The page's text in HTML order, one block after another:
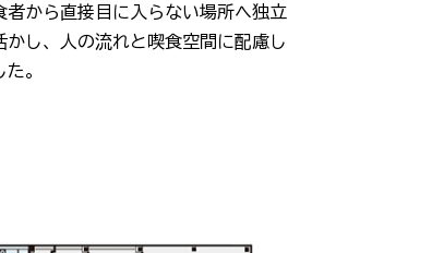
から直接目に入らない場所へ独立
し、人の流れと喫食空間に配慮し
。